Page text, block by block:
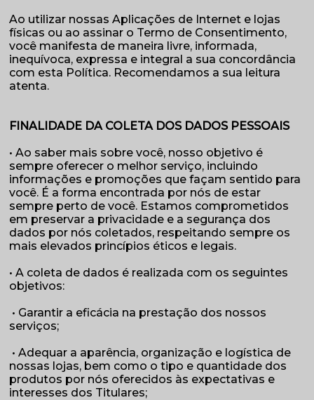
Ao utilizar nossas Aplicações de Internet e lojas
físicas ou ao assinar o Termo de Consentimento,
você manifesta de maneira livre, informada,
inequívoca, expressa e integral a sua concordância
com esta Política. Recomendamos a sua leitura
atenta.
FINALIDADE DA COLETA DOS DADOS PESSOAIS
• Ao saber mais sobre você, nosso objetivo é
sempre oferecer o melhor serviço, incluindo
informações e promoções que façam sentido para
você. É a forma encontrada por nós de estar
sempre perto de você. Estamos comprometidos
em preservar a privacidade e a segurança dos
dados por nós coletados, respeitando sempre os
mais elevados princípios éticos e legais.
• A coleta de dados é realizada com os seguintes
objetivos:
• Garantir a eficácia na prestação dos nossos
serviços;
• Adequar a aparência, organização e logística de
nossas lojas, bem como o tipo e quantidade dos
produtos por nós oferecidos às expectativas e
interesses dos Titulares;